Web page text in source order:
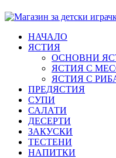
НАЧАЛО
ЯСТИЯ
ОСНОВНИ
ЯСТИЯ С
ЯСТИЯ С
ПРЕДЯСТИЯ
СУПИ
САЛАТИ
ДЕСЕРТИ
ЗАКУСКИ
ТЕСТЕНИ
НАПИТКИ